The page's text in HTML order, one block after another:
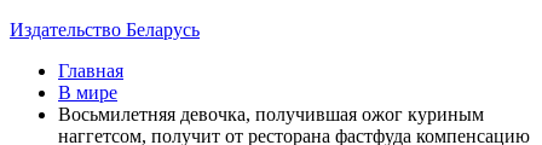
Издательство Беларусь
Главная
В мире
Восьмилетняя девочка, получившая ожог куриным
наггетсом, получит от ресторана фастфуда компенсацию